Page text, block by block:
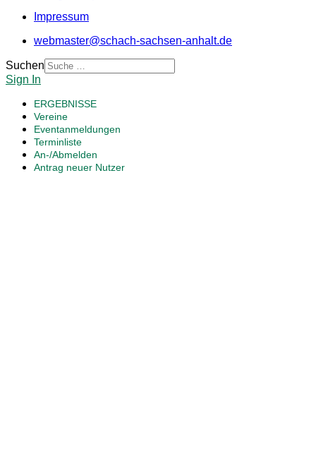
Impressum
webmaster@schach-sachsen-anhalt.de
Suchen
Sign In
ERGEBNISSE
Vereine
Eventanmeldungen
Terminliste
An-/Abmelden
Antrag neuer Nutzer